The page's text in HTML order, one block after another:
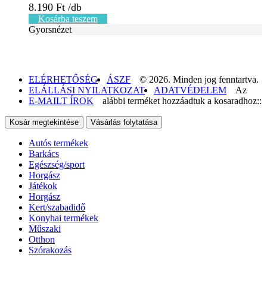
8.190 Ft
Kosárba teszem
Gyorsnézet
ELÉRHETŐSÉG
ÁSZF
ELÁLLÁSI NYILATKOZAT
ADATVÉDELEM
E-MAILT ÍROK
© 2026. Minden jog fenntartva.
Az
alábbi terméket hozzáadtuk a kosaradhoz::
Kosár megtekintése Vásárlás folytatása
Autós termékek
Barkács
Egészség/sport
Horgász
Játékok
Horgász
Kert/szabadidő
Konyhai termékek
Műszaki
Otthon
Szórakozás